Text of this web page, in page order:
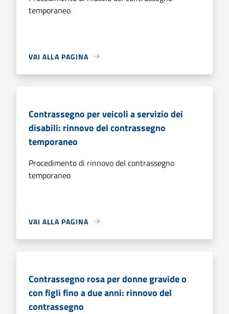
temporaneo
VAI ALLA PAGINA
Contrassegno per veicoli a servizio dei
disabili: rinnovo del contrassegno
temporaneo
Procedimento di rinnovo del contrassegno
temporaneo
VAI ALLA PAGINA
Contrassegno rosa per donne gravide o
con figli fino a due anni: rinnovo del
contrassegno